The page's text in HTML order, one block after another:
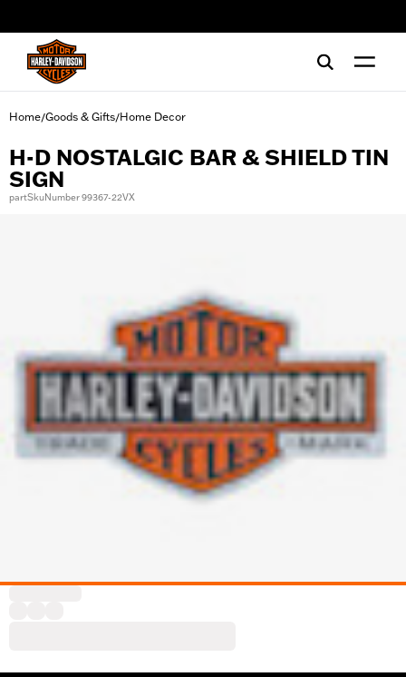
Home/Goods & Gifts/Home Decor
H-D NOSTALGIC BAR & SHIELD TIN
SIGN
partSkuNumber 99367-22VX